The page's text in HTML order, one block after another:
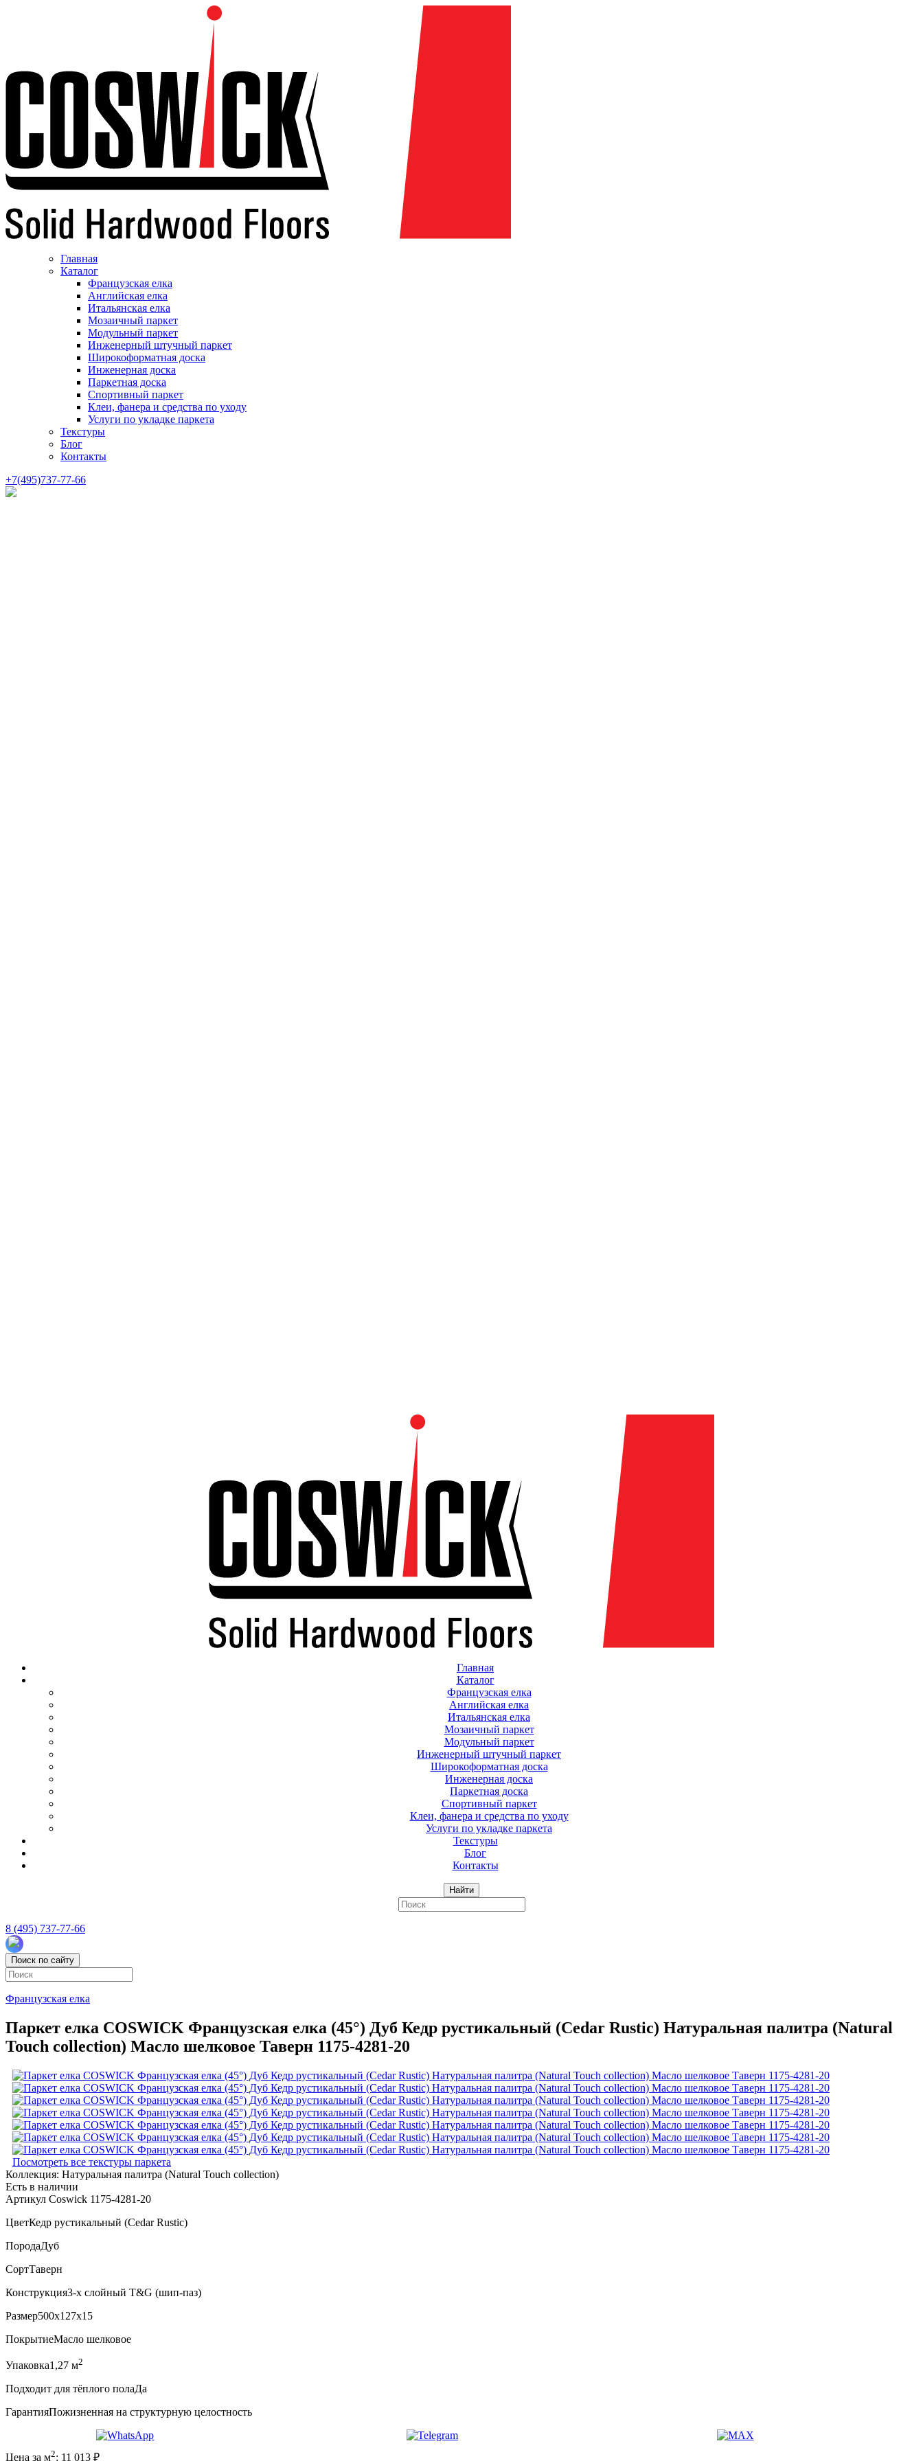
Главная
Каталог
Французская елка
Английская елка
Итальянская елка
Мозаичный паркет
Модульный паркет
Инженерный штучный паркет
Широкоформатная доска
Инженерная доска
Паркетная доска
Спортивный паркет
Клеи, фанера и средства по уходу
Услуги по укладке паркета
Текстуры
Блог
Контакты
+7(495)737-77-66
Главная
Каталог
Французская елка
Английская елка
Итальянская елка
Мозаичный паркет
Модульный паркет
Инженерный штучный паркет
Широкоформатная доска
Инженерная доска
Паркетная доска
Спортивный паркет
Клеи, фанера и средства по уходу
Услуги по укладке паркета
Текстуры
Блог
Контакты
Найти
8 (495) 737-77-66
Поиск по сайту
Французская елка
Паркет елка COSWICK Французская елка (45°) Дуб Кедр рустикальный (Cedar Rustic) Натуральная палитра (Natural
Touch collection) Масло шелковое Таверн 1175-4281-20
Посмотреть все текстуры паркета
Коллекция: Натуральная палитра (Natural Touch collection)
Есть в наличии
Артикул Coswick 1175-4281-20
ЦветКедр рустикальный (Cedar Rustic)
ПородаДуб
СортТаверн
Конструкция3-х слойный T&G (шип-паз)
Размер500x127x15
ПокрытиеМасло шелковое
Упаковка1,27 м2
Подходит для тёплого полаДа
ГарантияПожизненная на структурную целостность
Цена за м2: 11 013 ₽